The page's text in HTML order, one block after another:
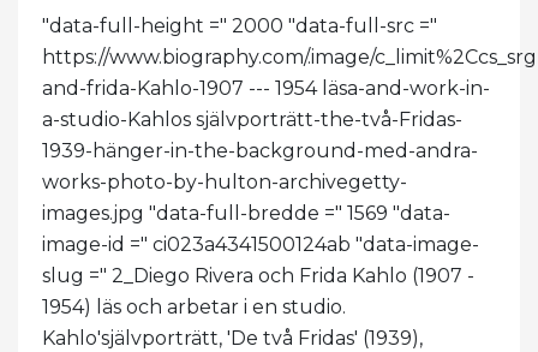
"data-full-height =" 2000 "data-full-src ="
https://www.biography.com/.image/
and-frida-Kahlo-1907 --- 1954 läsa-and-work-in-
a-studio-Kahlos självporträtt-the-två-Fridas-
1939-hänger-in-the-background-med-andra-
works-photo-by-hulton-archivegetty-
images.jpg "data-full-bredde =" 1569 "data-
image-id =" ci023a4341500124ab "data-image-
slug =" 2_Diego Rivera och Frida Kahlo (1907 -
1954) läs och arbetar i en studio.
Kahlo'självporträtt, 'De två Fridas' (1939),